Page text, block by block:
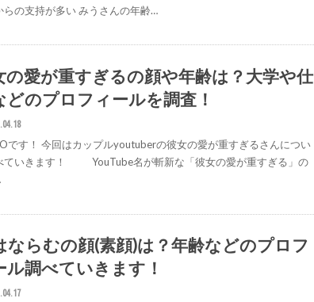
らの支持が多い みうさんの年齢…
の愛が重すぎるの顔や年齢は？大学や仕
どのプロフィールを調査！
です！ 今回はカップルyoutuberの彼女の愛が重すぎるさんについ
ていきます！ YouTube名が斬新な「彼女の愛が重すぎる」の
ならむの顔(素顔)は？年齢などのプロフ
ル調べていきます！